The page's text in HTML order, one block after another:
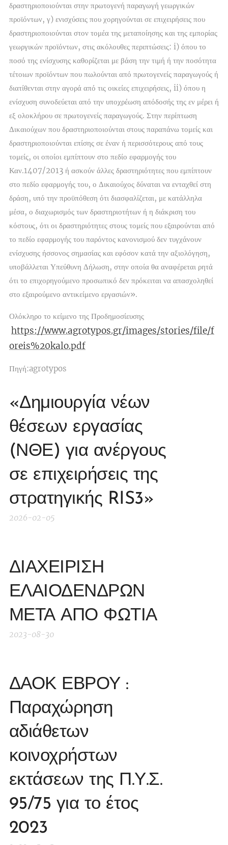
δραστηριοποιούνται στην πρωτογενή παραγωγή γεωργικών
προϊόντων, γ) ενισχύσεις που χορηγούνται σε επιχειρήσεις που
δραστηριοποιούνται στον τομέα της μεταποίησης και της εμπορίας
γεωργικών προϊόντων, στις ακόλουθες περιπτώσεις: i) όπου το
ποσό της ενίσχυσης καθορίζεται με βάση την τιμή ή την ποσότητα
τέτοιων προϊόντων που πωλούνται από πρωτογενείς παραγωγούς ή
διατίθενται στην αγορά από τις οικείες επιχειρήσεις, ii) όπου η
ενίσχυση συνοδεύεται από την υποχρέωση απόδοσής της εν μέρει ή
εξ ολοκλήρου σε πρωτογενείς παραγωγούς. Στην περίπτωση
Δικαιούχων που δραστηριοποιούνται στους παραπάνω τομείς και
δραστηριοποιούνται επίσης σε έναν ή περισσότερους από τους
τομείς, οι οποίοι εμπίπτουν στο πεδίο εφαρμογής του
Καν.1407/2013 ή ασκούν άλλες δραστηριότητες που εμπίπτουν
στο πεδίο εφαρμογής του, ο Δικαιούχος δύναται να ενταχθεί στη
δράση, υπό την προϋπόθεση ότι διασφαλίζεται, με κατάλληλα
μέσα, ο διαχωρισμός των δραστηριοτήτων ή η διάκριση του
κόστους, ότι οι δραστηριότητες στους τομείς που εξαιρούνται από
το πεδίο εφαρμογής του παρόντος κανονισμού δεν τυγχάνουν
ενίσχυσης ήσσονος σημασίας και εφόσον κατά την αξιολόγηση,
υποβάλλεται Υπεύθυνη Δήλωση, στην οποία θα αναφέρεται ρητά
ότι το επιχορηγούμενο προσωπικό δεν πρόκειται να απασχοληθεί
στο εξαιρούμενο αντικείμενο εργασιών».
Ολόκληρο το κείμενο της Προδημοσίευσης
https://www.agrotypos.gr/images/stories/file/f
oreis%20kalo.pdf
Πηγή:agrotypos
«Δημιουργία νέων
θέσεων εργασίας
(ΝΘΕ) για ανέργους
σε επιχειρήσεις της
στρατηγικής RIS3»
2026-02-05
ΔΙΑΧΕΙΡΙΣΗ
ΕΛΑΙΟΔΕΝΔΡΩΝ
ΜΕΤΑ ΑΠΟ ΦΩΤΙΑ
2023-08-30
ΔΑΟΚ ΕΒΡΟΥ :
Παραχώρηση
αδιάθετων
κοινοχρήστων
εκτάσεων της Π.Υ.Σ.
95/75 για το έτος
2023